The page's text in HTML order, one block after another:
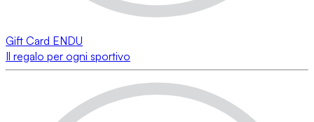
Gift Card ENDU
Il regalo per ogni sportivo